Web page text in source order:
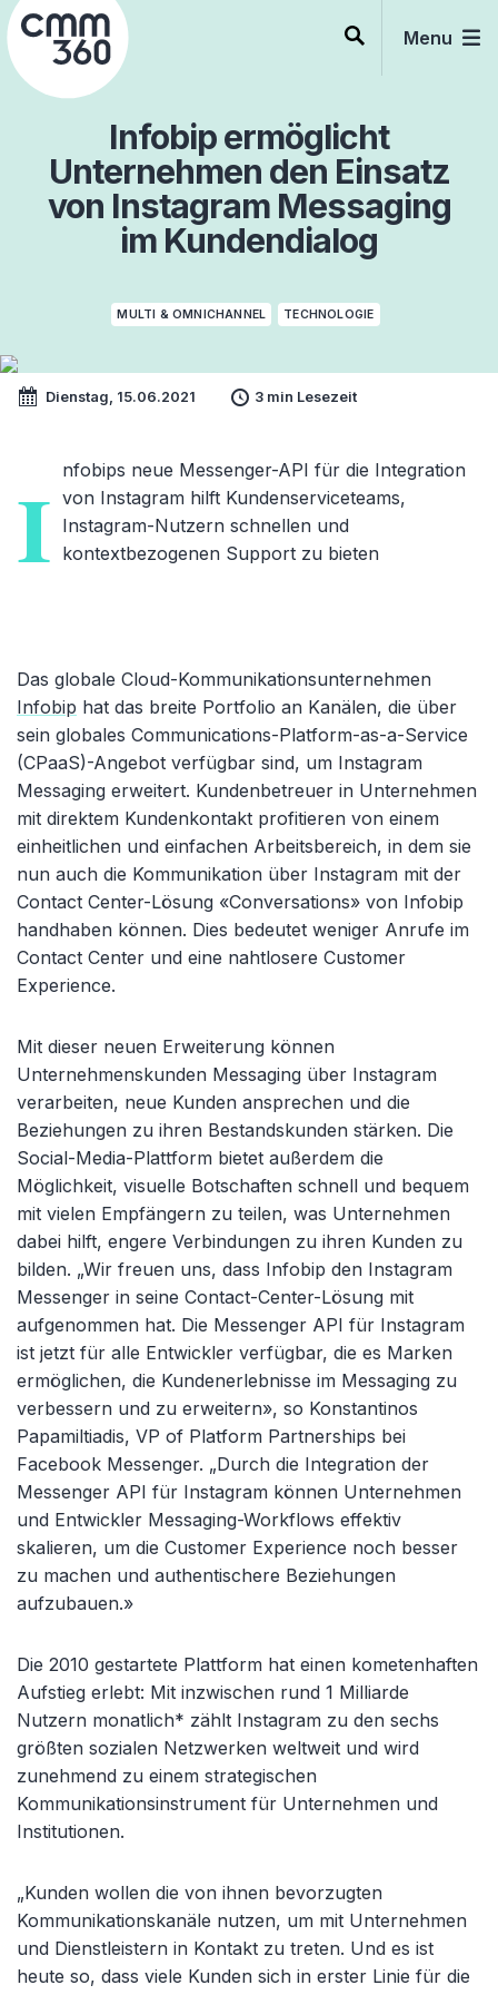
Skip
to
content
Menu
Infobip ermöglicht
Unternehmen den Einsatz
von Instagram Messaging
im Kundendialog
MULTI & OMNICHANNEL TECHNOLOGIE
Dienstag, 15.06.2021 3 min Lesezeit
I nfobips neue Messenger-API für die Integration
von Instagram hilft Kundenserviceteams,
Instagram-Nutzern schnellen und
kontextbezogenen Support zu bieten
Das globale Cloud-Kommunikationsunternehmen
Infobip hat das breite Portfolio an Kanälen, die über
sein globales Communications-Platform-as-a-Service
(CPaaS)-Angebot verfügbar sind, um Instagram
Messaging erweitert. Kundenbetreuer in Unternehmen
mit direktem Kundenkontakt profitieren von einem
einheitlichen und einfachen Arbeitsbereich, in dem sie
nun auch die Kommunikation über Instagram mit der
Contact Center-Lösung «Conversations» von Infobip
handhaben können. Dies bedeutet weniger Anrufe im
Contact Center und eine nahtlosere Customer
Experience.
Mit dieser neuen Erweiterung können
Unternehmenskunden Messaging über Instagram
verarbeiten, neue Kunden ansprechen und die
Beziehungen zu ihren Bestandskunden stärken. Die
Social-Media-Plattform bietet außerdem die
Möglichkeit, visuelle Botschaften schnell und bequem
mit vielen Empfängern zu teilen, was Unternehmen
dabei hilft, engere Verbindungen zu ihren Kunden zu
bilden. „Wir freuen uns, dass Infobip den Instagram
Messenger in seine Contact-Center-Lösung mit
aufgenommen hat. Die Messenger API für Instagram
ist jetzt für alle Entwickler verfügbar, die es Marken
ermöglichen, die Kundenerlebnisse im Messaging zu
verbessern und zu erweitern», so Konstantinos
Papamiltiadis, VP of Platform Partnerships bei
Facebook Messenger. „Durch die Integration der
Messenger API für Instagram können Unternehmen
und Entwickler Messaging-Workflows effektiv
skalieren, um die Customer Experience noch besser
zu machen und authentischere Beziehungen
aufzubauen.»
Die 2010 gestartete Plattform hat einen kometenhaften
Aufstieg erlebt: Mit inzwischen rund 1 Milliarde
Nutzern monatlich* zählt Instagram zu den sechs
größten sozialen Netzwerken weltweit und wird
zunehmend zu einem strategischen
Kommunikationsinstrument für Unternehmen und
Institutionen.
„Kunden wollen die von ihnen bevorzugten
Kommunikationskanäle nutzen, um mit Unternehmen
und Dienstleistern in Kontakt zu treten. Und es ist
heute so, dass viele Kunden sich in erster Linie für die